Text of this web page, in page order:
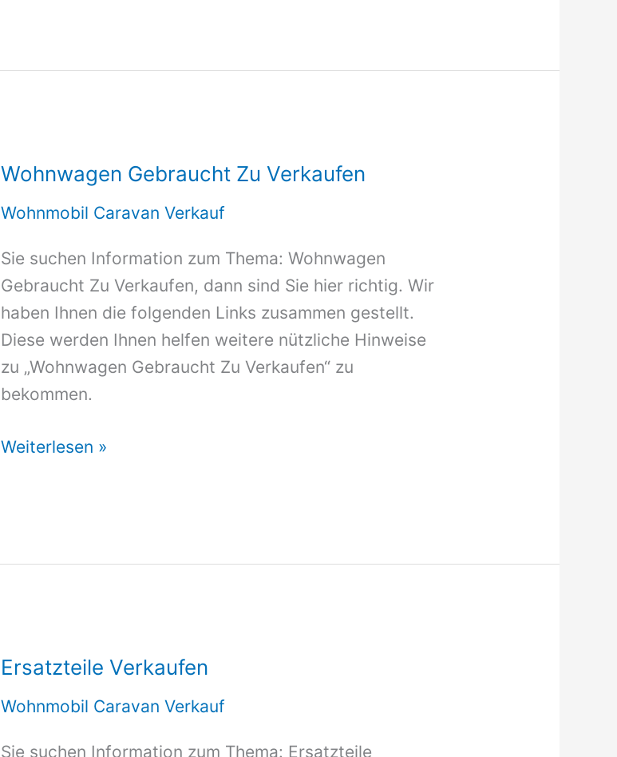
Wohnwagen Gebraucht Zu Verkaufen
Wohnmobil Caravan Verkauf
Sie suchen Information zum Thema: Wohnwagen
Gebraucht Zu Verkaufen, dann sind Sie hier richtig. Wir
haben Ihnen die folgenden Links zusammen gestellt.
Diese werden Ihnen helfen weitere nützliche Hinweise
zu „Wohnwagen Gebraucht Zu Verkaufen“ zu
bekommen.
Wohnwagen
Weiterlesen »
Ersatzteile Verkaufen
Wohnmobil Caravan Verkauf
Sie suchen Information zum Thema: Ersatzteile